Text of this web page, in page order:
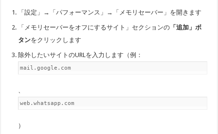
「設定」→「パフォーマンス」→「メモリセーバー」を開きます
「メモリセーバーをオフにするサイト」セクションの 「追加」ボ
タンをクリックします
除外したいサイトのURLを入力します（例：
mail.google.com
web.whatsapp.com
）